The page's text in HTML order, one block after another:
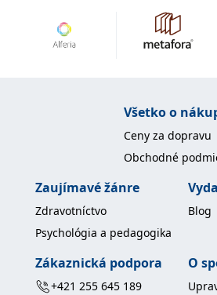
Všetko o
Ceny za dopravu
Obchodné
Zaujímavé žánre
Zdravotníctvo
Psychológia a pedagogika
Blog
Zákaznická podpora
+421 255 645 189
O